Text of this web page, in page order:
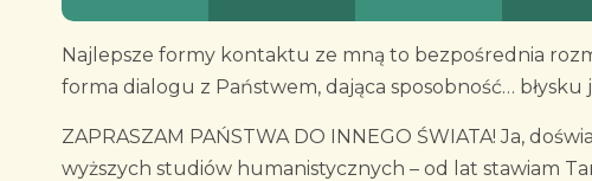
Najlepsze formy kontaktu ze mną to bezpośrednia
forma dialogu z Państwem, dająca sposobność… błysku
ZAPRASZAM PAŃSTWA DO INNEGO ŚWIATA! Ja,
wyższych studiów humanistycznych – od lat stawiam